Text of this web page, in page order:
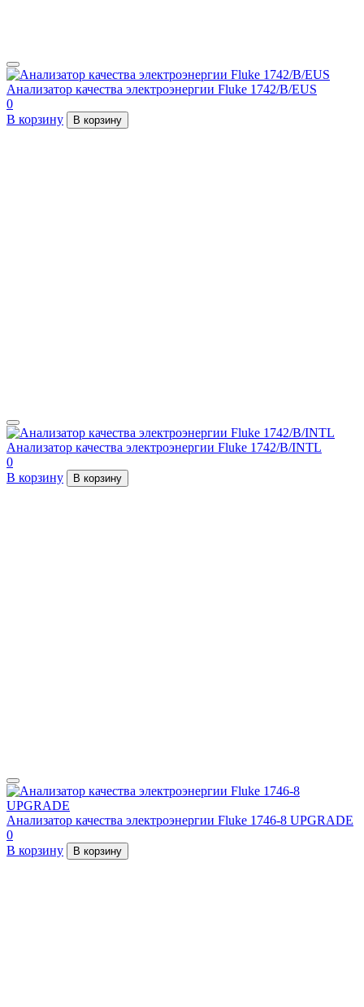
Анализатор качества электроэнергии Fluke 1742/B/EUS
0
В корзину
В корзину
Анализатор качества электроэнергии Fluke 1742/B/INTL
0
В корзину
В корзину
Анализатор качества электроэнергии Fluke 1746-8 UPGRADE
0
В корзину
В корзину